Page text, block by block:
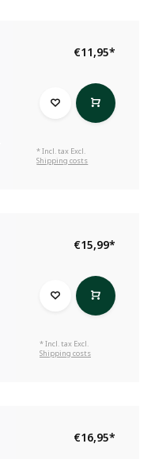
€11,95*
* Incl. tax Excl.
Shipping costs
€15,99*
* Incl. tax Excl.
Shipping costs
€16,95*